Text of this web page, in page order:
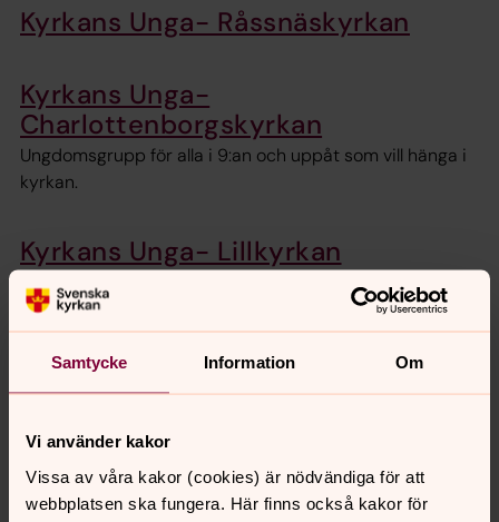
Samtycke Information Om
Vi använder kakor
Vissa av våra kakor (cookies) är nödvändiga för att
webbplatsen ska fungera. Här finns också kakor för
Kyrkans Unga- Råssnäskyrkan
Kyrkans Unga-
Charlottenborgskyrkan
Ungdomsgrupp för alla i 9:an och uppåt som vill hänga i
kyrkan.
Kyrkans Unga- Lillkyrkan
Kyrkans Unga är för dig som är konfirmerad och vill
fortsätta att komma till kyrkan och är i åldern 15-20 år.
Synpunkter eller frågor på sidans
innehåll?
motala.forsamling@svenskakyrkan.se